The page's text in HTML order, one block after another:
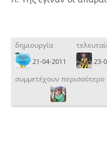
δημιουργία
21-04-2011 23-
συμμετέχουν περισσότερο